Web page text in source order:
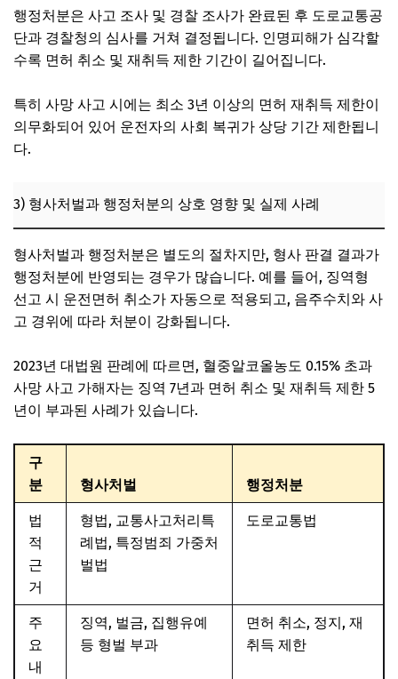
행정처분은 사고 조사 및 경찰 조사가 완료된 후 도로교통공
단과 경찰청의 심사를 거쳐 결정됩니다. 인명피해가 심각할
수록 면허 취소 및 재취득 제한 기간이 길어집니다.
특히 사망 사고 시에는 최소 3년 이상의 면허 재취득 제한이
의무화되어 있어 운전자의 사회 복귀가 상당 기간 제한됩니
다.
3) 형사처벌과 행정처분의 상호 영향 및 실제 사례
형사처벌과 행정처분은 별도의 절차지만, 형사 판결 결과가
행정처분에 반영되는 경우가 많습니다. 예를 들어, 징역형
선고 시 운전면허 취소가 자동으로 적용되고, 음주수치와 사
고 경위에 따라 처분이 강화됩니다.
2023년 대법원 판례에 따르면, 혈중알코올농도 0.15% 초과
사망 사고 가해자는 징역 7년과 면허 취소 및 재취득 제한 5
년이 부과된 사례가 있습니다.
구
분
형사처벌 행정처분
법
적
근
거
형법, 교통사고처리특
례법, 특정범죄 가중처
벌법
도로교통법
주
요
내
징역, 벌금, 집행유예
등 형벌 부과
면허 취소, 정지, 재
취득 제한